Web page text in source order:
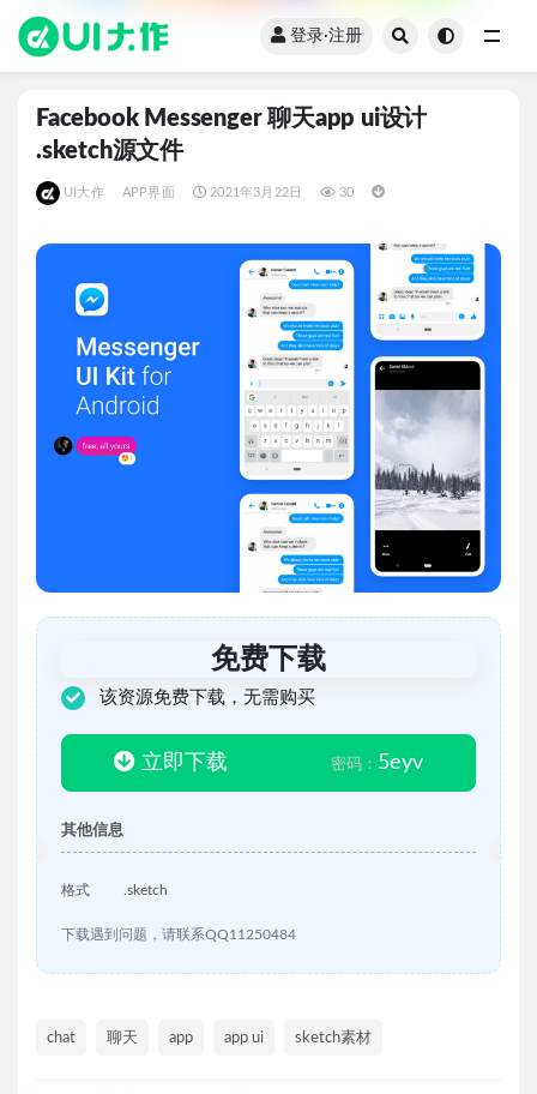
登录·注册
Facebook Messenger 聊天app ui设计
.sketch源文件
UI大作 APP界面 2021年3月22日 30
免费下载
该资源免费下载，无需购买
立即下载 密码： 5eyv
其他信息
格式 .sketch
下载遇到问题，请联系QQ11250484
chat 聊天 app app ui sketch素材